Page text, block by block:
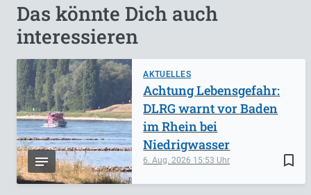
Das könnte Dich auch
interessieren
AKTUELLES
bookmark_border
6. Aug. 2026 15:53
Achtung Lebensgefahr:
DLRG warnt vor Baden
im Rhein bei
Niedrigwasser